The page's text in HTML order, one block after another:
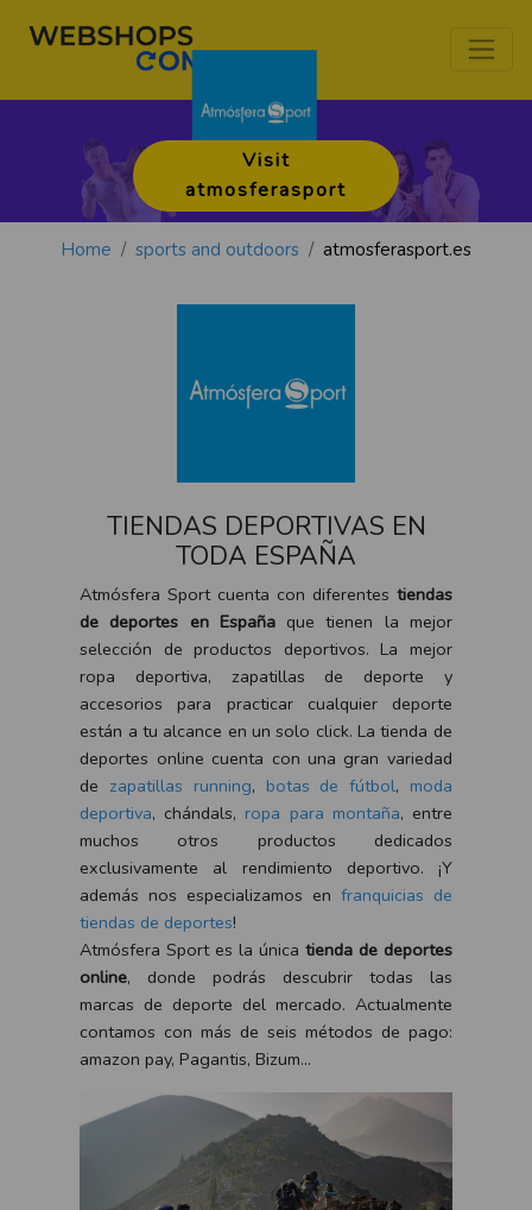
Visit
atmosferasport
Home sports and outdoors atmosferasport.es
TIENDAS DEPORTIVAS EN
TODA ESPAÑA
Atmósfera Sport cuenta con diferentes tiendas
de deportes en Españaque tienen la mejor
selección de productos deportivos. La mejor
ropa deportiva, zapatillas de deporte y
accesorios para practicar cualquier deporte
están a tu alcance en un solo click. La tienda de
deportes online cuenta con una gran variedad
de zapatillas running, botas de fútbol, moda
deportiva, chándals, ropa para montaña, entre
muchos otros productos dedicados
exclusivamente al rendimiento deportivo. ¡Y
además nos especializamos en franquicias de
tiendas de deportes!
Atmósfera Sport es la única tienda de deportes
online, donde podrás descubrir todas las
marcas de deporte del mercado. Actualmente
contamos con más de seis métodos de pago:
amazon pay, Pagantis, Bizum...